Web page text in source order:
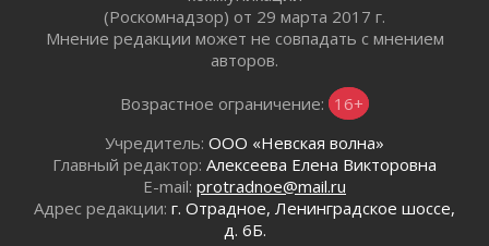
число лучших на конкурсе «Семья года»
29 июля 2026
Стихийную свалку строительного мусора
29 июля 2026
Ленобласть представила проект прогноза
социально-экономического развития региона
на 2027-2029 годы
29 июля 2026
Быстро, удобно и безопасно
(Роскомнадзор) от 29 марта 2017 г.
Мнение редакции может не совпадать с мнением
авторов.
Возрастное ограничение: 16+
Учредитель: ООО «Невская волна»
Главный редактор: Алексеева Елена Викторовна
E-mail: protradnoe@mail.ru
Адрес редакции: г. Отрадное, Ленинградское шоссе,
д. 6Б.